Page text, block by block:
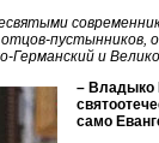
пустынников,
Германский и
– Владыко
само